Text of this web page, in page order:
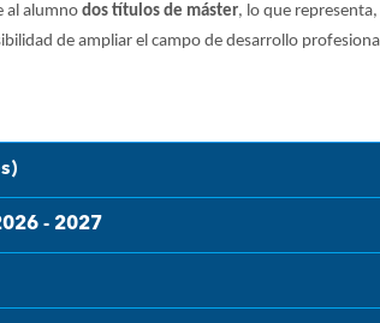
al alumno dos títulos de máster, lo que
de ampliar el campo de desarrollo
- 2027